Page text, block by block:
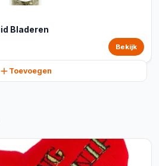
Bladeren
Bekijk
Toevoegen